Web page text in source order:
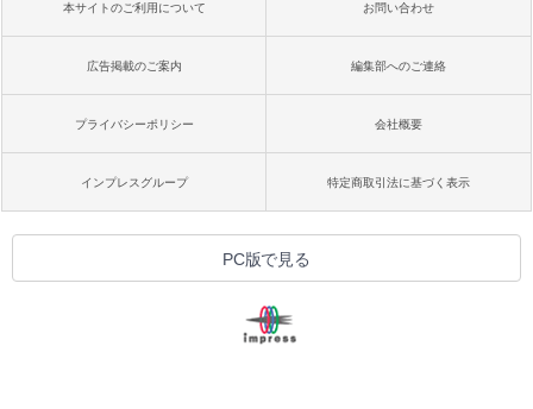
本サイトのご利用について お問い合わせ
広告掲載のご案内 編集部へのご連絡
プライバシーポリシー 会社概要
インプレスグループ 特定商取引法に基づく表示
PC版で見る